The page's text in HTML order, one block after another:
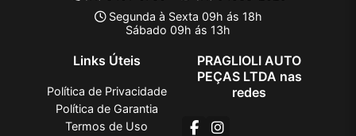
Segunda à Sexta 09h ás 18h
Sábado 09h ás 13h
Links Úteis
Política de Privacidade
Política de Garantia
Termos de Uso
PRAGLIOLI AUTO
PEÇAS LTDA nas
redes